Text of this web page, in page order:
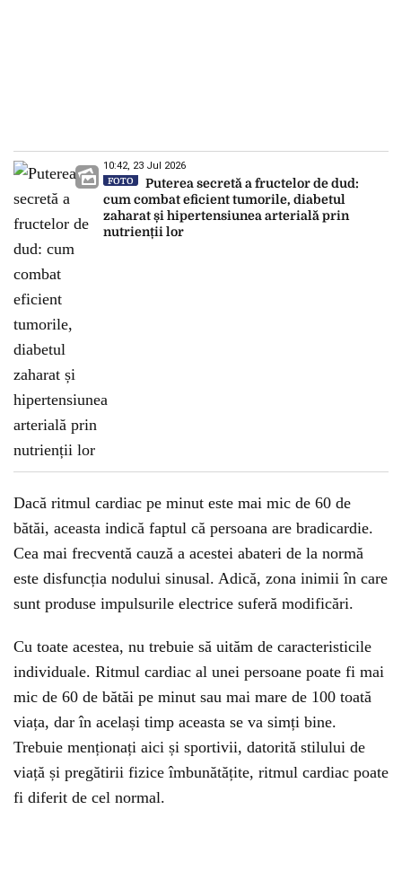
10:42, 23 Jul 2026
FOTO
Puterea secretă a fructelor de dud:
cum combat eficient tumorile, diabetul
zaharat și hipertensiunea arterială prin
nutrienții lor
Dacă ritmul cardiac pe minut este mai mic de 60 de
bătăi, aceasta indică faptul că persoana are bradicardie.
Cea mai frecventă cauză a acestei abateri de la normă
este disfuncția nodului sinusal. Adică, zona inimii în care
sunt produse impulsurile electrice suferă modificări.
Cu toate acestea, nu trebuie să uităm de caracteristicile
individuale. Ritmul cardiac al unei persoane poate fi mai
mic de 60 de bătăi pe minut sau mai mare de 100 toată
viața, dar în același timp aceasta se va simți bine.
Trebuie menționați aici și sportivii, datorită stilului de
viață și pregătirii fizice îmbunătățite, ritmul cardiac poate
fi diferit de cel normal.